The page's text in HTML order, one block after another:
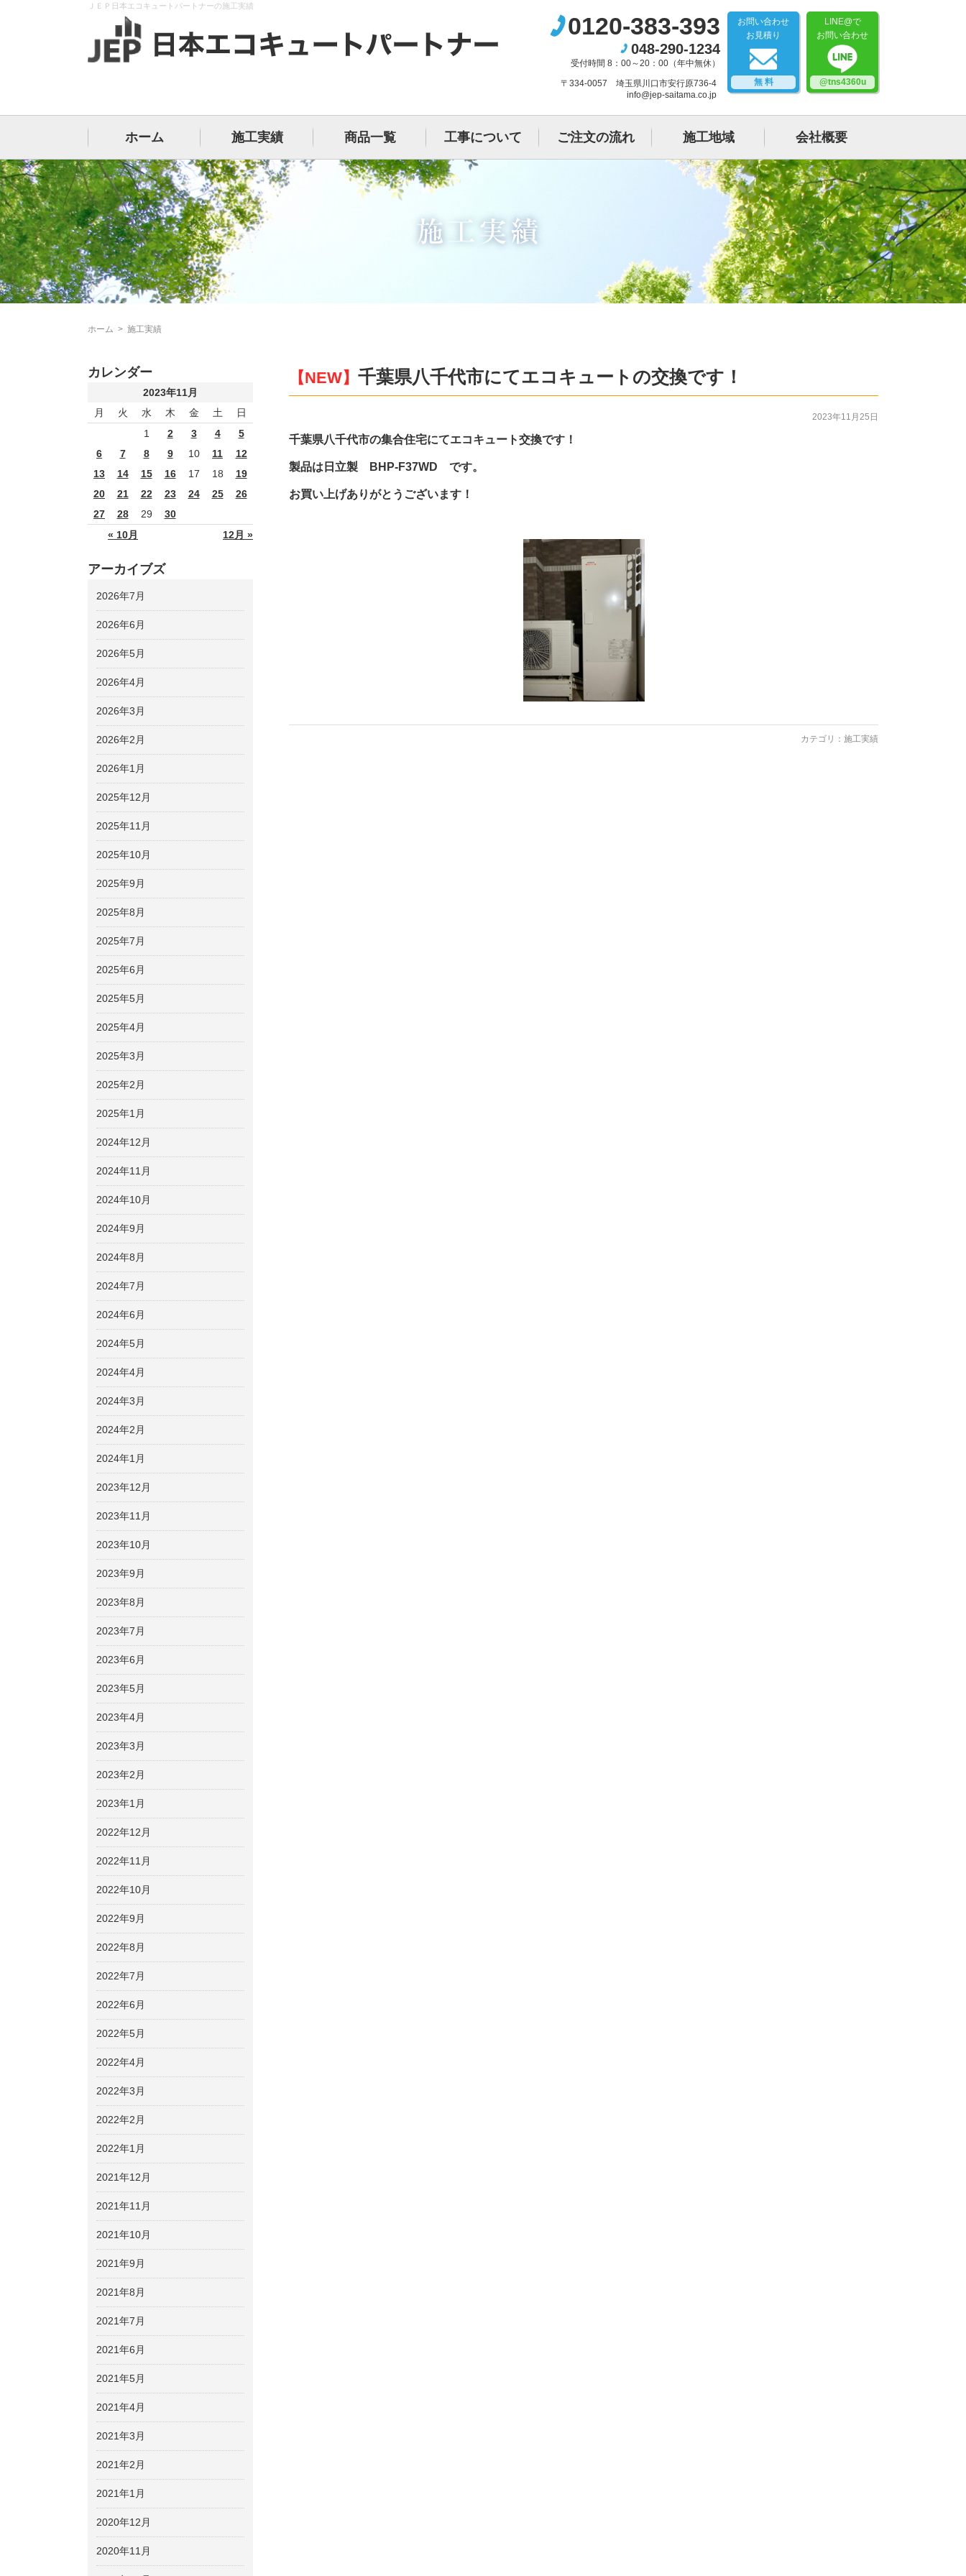
ＪＥＰ日本エコキュートパートナーの施工実績
〒334-0057 埼玉県川口市安行原736-4
info@jep-saitama.co.jp
LINE@で
お問い合わせ
@tns4360u
お問い合わせ
お見積り
無 料
0120-383-393
048-290-1234
受付時間 8：00～20：00（年中無休）
ホーム 施工実績 商品一覧 工事について ご注文の流れ 施工地域 会社概要
ホーム > 施工実績
【NEW】 千葉県八千代市にてエコキュートの交換です！
2023年11月25日
千葉県八千代市の集合住宅にてエコキュート交換です！
製品は日立製 BHP-F37WD です。
お買い上げありがとうございます！
カテゴリ： 施工実績
カレンダー
2023年11月
月
火 水 木 金 土 日
« 10月 12月 »
1 2 3 4
5
6
7 8 9 10 11
12
13
14 15 16 17 18
19
20
21 22 23 24 25
26
27
28 29 30
アーカイブズ
2026年7月
2026年6月
2026年5月
2026年4月
2026年3月
2026年2月
2026年1月
2025年12月
2025年11月
2025年10月
2025年9月
2025年8月
2025年7月
2025年6月
2025年5月
2025年4月
2025年3月
2025年2月
2025年1月
2024年12月
2024年11月
2024年10月
2024年9月
2024年8月
2024年7月
2024年6月
2024年5月
2024年4月
2024年3月
2024年2月
2024年1月
2023年12月
2023年11月
2023年10月
2023年9月
2023年8月
2023年7月
2023年6月
2023年5月
2023年4月
2023年3月
2023年2月
2023年1月
2022年12月
2022年11月
2022年10月
2022年9月
2022年8月
2022年7月
2022年6月
2022年5月
2022年4月
2022年3月
2022年2月
2022年1月
2021年12月
2021年11月
2021年10月
2021年9月
2021年8月
2021年7月
2021年6月
2021年5月
2021年4月
2021年3月
2021年2月
2021年1月
2020年12月
2020年11月